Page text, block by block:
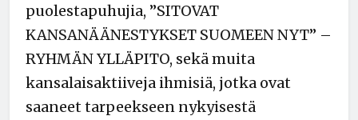
puolestapuhujia, ”SITOVAT
KANSANÄÄNESTYKSET SUOMEEN NYT” –
RYHMÄN YLLÄPITO, sekä muita
kansalaisaktiiveja ihmisiä, jotka ovat
saaneet tarpeekseen nykyisestä